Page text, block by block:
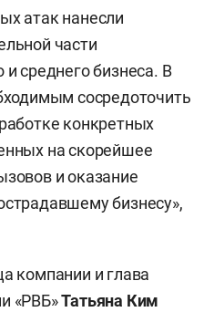
атак нанесли
части
среднего бизнеса. В
сосредоточить
конкретных
на скорейшее
и оказание
бизнесу»,
компании и глава
«РВБ»Татьяна Ким